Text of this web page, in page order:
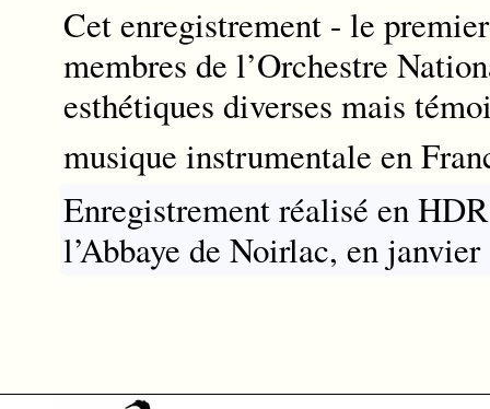
Cet enregistrement - le
membres de l’Orchestre
esthétiques diverses mais
musique instrumentale en
Enregistrement réalisé en
l’Abbaye de Noirlac, en janvier